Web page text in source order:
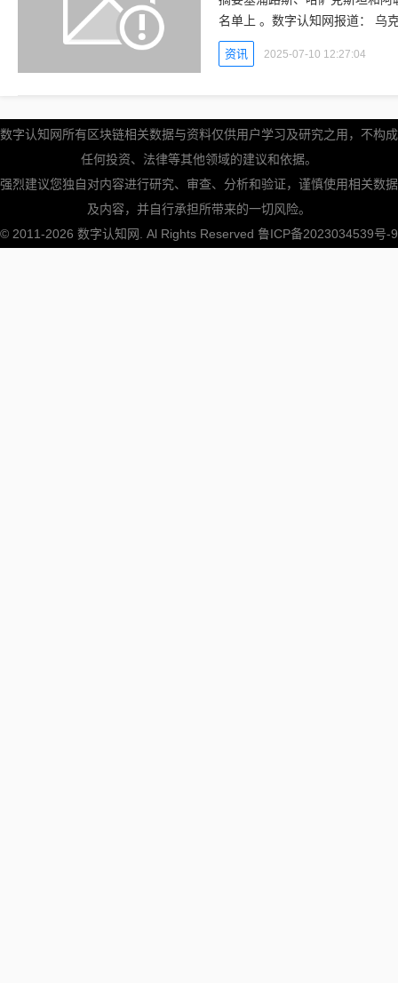
名单上 。数字认知网报道： 乌克兰日前对数十名涉嫌支持俄罗斯战争融资的加密货币特工展
开精确打击，冻结了60家公司
资讯 2025-07-10 12:27:04
数字认知网所有区块链相关数据与资料仅供用户学习及研究之用，不构成
任何投资、法律等其他领域的建议和依据。
强烈建议您独自对内容进行研究、审查、分析和验证，谨慎使用相关数据
及内容，并自行承担所带来的一切风险。
© 2011-2026 数字认知网 . Al Rights Reserved 鲁ICP备2023034539号-9